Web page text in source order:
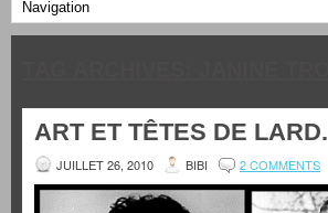
ART ET TÊTES DE LARD.
JUILLET 26, 2010 BIBI 2 COMMENTS